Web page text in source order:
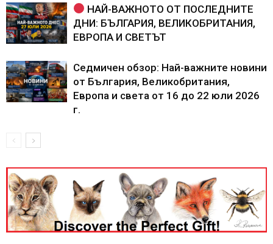
НАЙ-ВАЖНОТО ОТ ПОСЛЕДНИТЕ
ДНИ: БЪЛГАРИЯ, ВЕЛИКОБРИТАНИЯ,
ЕВРОПА И СВЕТЪТ
Седмичен обзор: Най-важните новини
от България, Великобритания,
Европа и света от 16 до 22 юли 2026
г.